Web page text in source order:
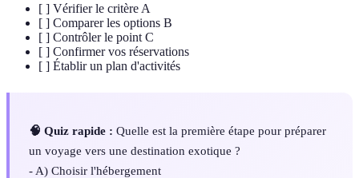
[ ] Vérifier le critère A
[ ] Comparer les options B
[ ] Contrôler le point C
[ ] Confirmer vos réservations
[ ] Établir un plan d'activités
🧠 Quiz rapide : Quelle est la première étape pour préparer
un voyage vers une destination exotique ?
- A) Choisir l'hébergement